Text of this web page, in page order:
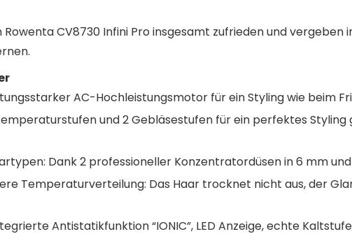
CV8730 Infini Pro insgesamt zufrieden und vergeben
AC-Hochleistungsmotor für ein Styling wie beim
und 2 Gebläsestufen für ein perfektes Styling
Dank 2 professioneller Konzentratordüsen in 6 mm
Temperaturverteilung: Das Haar trocknet nicht aus, der
Antistatikfunktion “IONIC”, LED Anzeige, echte